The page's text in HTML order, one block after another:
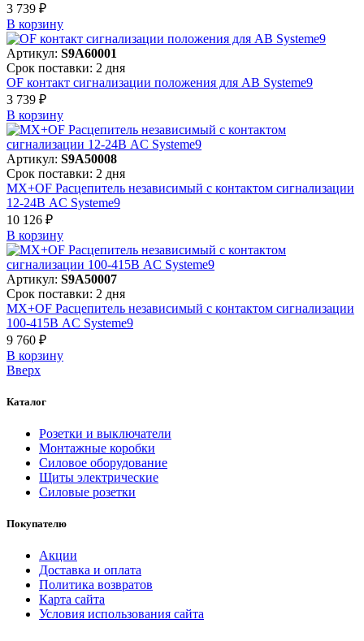
3 739 ₽
В корзинy
Артикул: S9A60001
Срок поставки: 2 дня
OF контакт сигнализации положения для АВ Systeme9
3 739 ₽
В корзинy
Артикул: S9A50008
Срок поставки: 2 дня
MX+OF Расцепитель независимый с контактом сигнализации
12-24В AC Systeme9
10 126 ₽
В корзинy
Артикул: S9A50007
Срок поставки: 2 дня
MX+OF Расцепитель независимый с контактом сигнализации
100-415В AC Systeme9
9 760 ₽
В корзинy
Вверх
Каталог
Розетки и выключатели
Монтажные коробки
Силовое оборудование
Щиты электрические
Силовые розетки
Покупателю
Акции
Доставка и оплата
Политика возвратов
Карта сайта
Условия использования сайта